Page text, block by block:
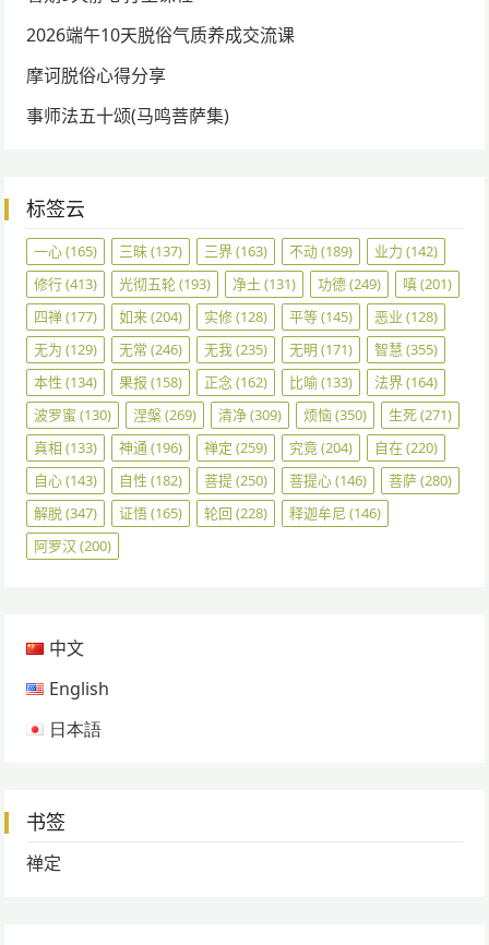
2026端午10天脱俗气质养成交流课
摩诃脱俗心得分享
事师法五十颂(马鸣菩萨集)
标签云
一心(165) 三昧(137) 三界(163) 不动(189) 业力 (142)
修行(413) 光彻五轮(193) 净土 (131) 功德(249) 嗔(201)
四禅(177) 如来(204) 实修(128) 平等(145) 恶业 (128)
无为 (129) 无常 (246) 无我(235) 无明 (171) 智慧 (355)
本性 (134) 果报 (158) 正念(162) 比喻(133) 法界(164)
波罗蜜 (130) 涅槃(269) 清净(309) 烦恼(350) 生死(271)
真相 (133) 神通 (196) 禅定 (259) 究竟(204) 自在(220)
自心(143) 自性 (182) 菩提(250) 菩提心(146) 菩萨(280)
解脱 (347) 证悟(165) 轮回 (228) 释迦牟尼 (146)
阿罗汉 (200)
中文
English
日本語
书签
禅定